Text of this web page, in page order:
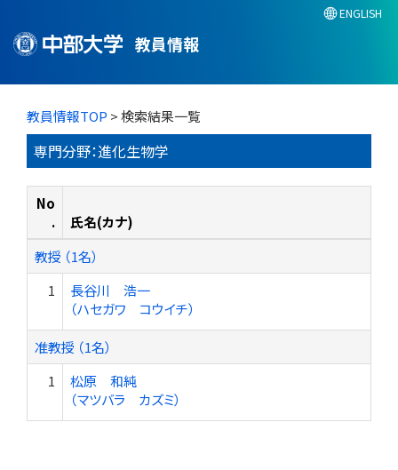
教員情報
ENGLISH
教員情報TOP > 検索結果一覧
専門分野：進化生物学
No
.
氏名(カナ)
教授 （1名）
1
長谷川 浩一
（ハセガワ コウイチ）
准教授 （1名）
1
松原 和純
（マツバラ カズミ）